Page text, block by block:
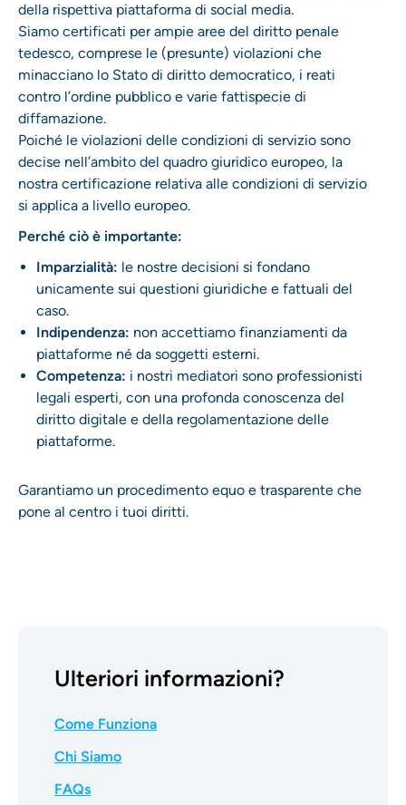
della rispettiva piattaforma di social media.
Siamo certificati per ampie aree del diritto penale
tedesco, comprese le (presunte) violazioni che
minacciano lo Stato di diritto democratico, i reati
contro l’ordine pubblico e varie fattispecie di
diffamazione.
Poiché le violazioni delle condizioni di servizio sono
decise nell’ambito del quadro giuridico europeo, la
nostra certificazione relativa alle condizioni di servizio
si applica a livello europeo.
Perché ciò è importante:
Imparzialità: le nostre decisioni si fondano
unicamente sui questioni giuridiche e fattuali del
caso.
Indipendenza: non accettiamo finanziamenti da
piattaforme né da soggetti esterni.
Competenza: i nostri mediatori sono professionisti
legali esperti, con una profonda conoscenza del
diritto digitale e della regolamentazione delle
piattaforme.
Garantiamo un procedimento equo e trasparente che
pone al centro i tuoi diritti.
Ulteriori informazioni?
Come Funziona
Chi Siamo
FAQs